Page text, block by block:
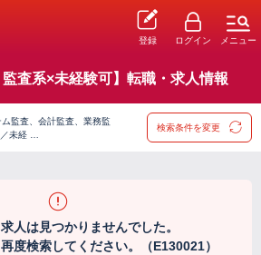
登録 ログイン メニュー
監査系×未経験可】転職・求人情報
監査、会計監査、業務監
未経 …
検索条件を変更
人は見つかりませんでした。
度検索してください。（E130021）